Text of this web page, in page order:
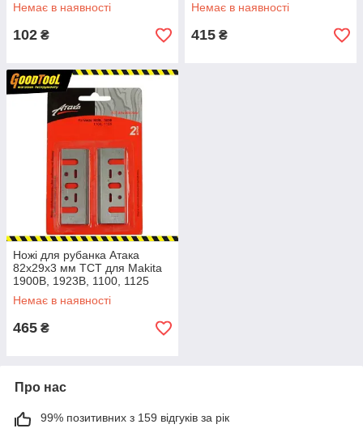
Немає в наявності
102 ₴
Немає в наявності
415 ₴
Ножі для рубанкa Атака
82x29x3 мм TCT для Makita
1900B, 1923B, 1100, 1125
Немає в наявності
465 ₴
Про нас
99% позитивних з 159 відгуків за рік